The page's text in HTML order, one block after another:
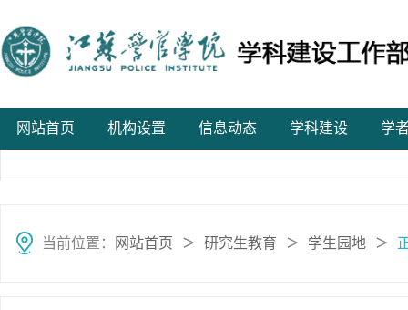
网站首页 机构设置 信息动态 学科建设 学
当前位置： 网站首页 ＞ 研究生教育 ＞ 学生园地 ＞